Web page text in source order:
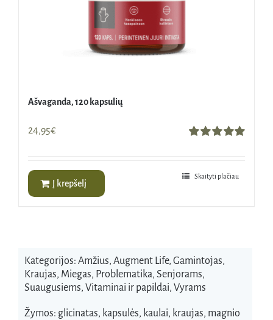
Ašvaganda, 120 kapsulių
24,95€
Į krepšelį
Skaityti plačiau
Kategorijos: Amžius, Augment Life, Gamintojas,
Kraujas, Miegas, Problematika, Senjorams,
Suaugusiems, Vitaminai ir papildai, Vyrams
Žymos: glicinatas, kapsulės, kaulai, kraujas, magnio